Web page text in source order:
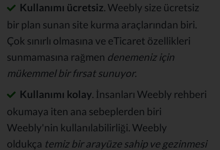
Kullanımı ücretsiz . Weebly size ücretsiz
bir plan sunan site kurma araçlarından biri.
Çok sınırlı olmasına ve eTicaret özellikleri
sunmamasına rağmen denemeniz için
mükemmel bir fırsat sunuyor.
Kullanımı kolay . İnsanları Weebly rehberi
okumaya iten ana sebeplerden biri
Weebly'nin kullanılabilirliği. Weebly
oldukça temiz bir arayüze sahip ve gezinmesi